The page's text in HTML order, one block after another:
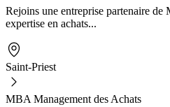
Rejoins une entreprise partenaire
expertise en achats...
Saint-Priest
MBA Management des Achats